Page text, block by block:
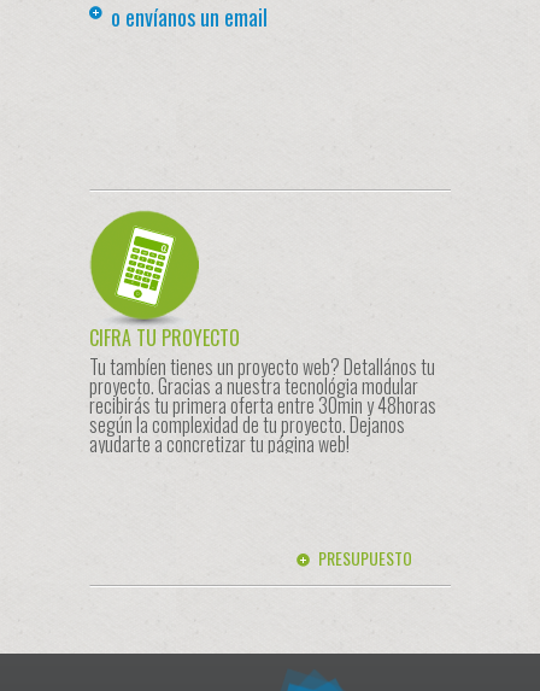
o envíanos un email
CIFRA TU PROYECTO
Tu tambíen tienes un proyecto web? Detallános tu
proyecto. Gracias a nuestra tecnológia modular
recibirás tu primera oferta entre 30min y 48horas
según la complexidad de tu proyecto. Dejanos
ayudarte a concretizar tu página web!
PRESUPUESTO